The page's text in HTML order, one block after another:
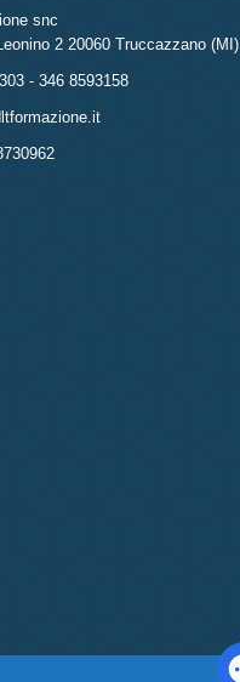
snc
2 20060 Truccazzano (MI)
- 346 8593158